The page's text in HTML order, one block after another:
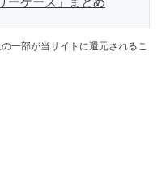
一部が当サイトに還元されるこ